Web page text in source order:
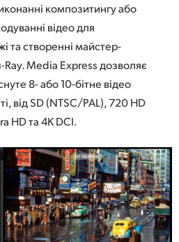
композитингу або
відео для
та створенні майстер-
Ray. Media Express дозволяє
8- або 10-бітне відео
від SD (NTSC/PAL), 720 HD
HD та 4K DCI.